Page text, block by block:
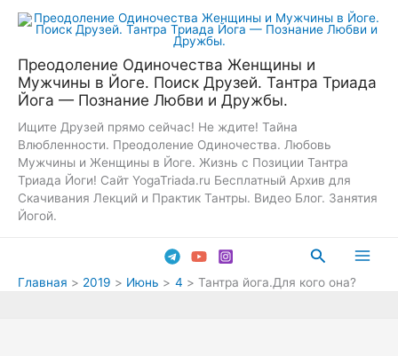
Перейти
Преодоление Одиночества Женщины и
Мужчины в Йоге. Поиск Друзей. Тантра Триада
Йога — Познание Любви и Дружбы.
Ищите Друзей прямо сейчас! Не ждите! Тайна
Влюбленности. Преодоление Одиночества. Любовь
Мужчины и Женщины в Йоге. Жизнь с Позиции Тантра
Триада Йоги! Сайт YogaTriada.ru Бесплатный Архив для
Скачивания Лекций и Практик Тантры. Видео Блог. Занятия
Йогой.
Поиск
Главная 2019 Июнь 4 Тантра йога.Для кого она?